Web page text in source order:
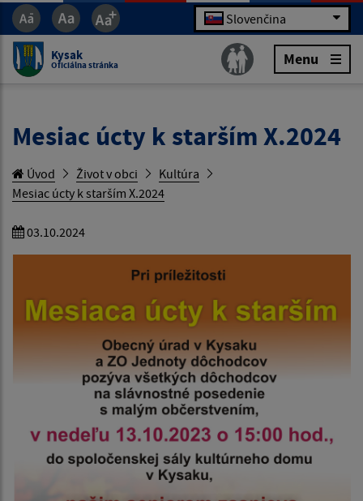
Slovenčina
Kysak
Oficiálna stránka Menu
Mesiac úcty k starším X.2024
Úvod Život v obci
Kultúra
Mesiac úcty k starším X.2024
03.10.2024